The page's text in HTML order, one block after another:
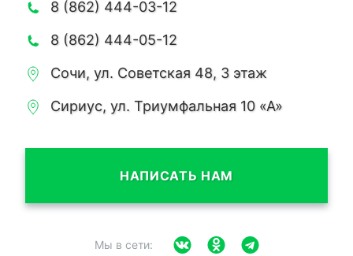
8 (862) 444-03-12
8 (862) 444-05-12
Сочи, ул. Советская 48, 3 этаж
Сириус, ул. Триумфальная 10 «А»
НАПИСАТЬ НАМ
Мы в сети: